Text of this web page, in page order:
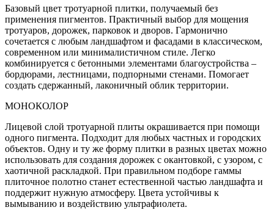
Базовый цвет тротуарной плитки, получаемый без
применения пигментов. Практичный выбор для мощения
тротуаров, дорожек, парковок и дворов. Гармонично
сочетается с любым ландшафтом и фасадами в классическом,
современном или минималистичном стиле. Легко
комбинируется с бетонными элементами благоустройства –
бордюрами, лестницами, подпорными стенами. Помогает
создать сдержанный, лаконичный облик территории.
МОНОКОЛОР
Лицевой слой тротуарной плиты окрашивается при помощи
одного пигмента. Подходит для любых частных и городских
объектов. Одну и ту же форму плитки в разных цветах можно
использовать для создания дорожек с окантовкой, с узором, с
хаотичной раскладкой. При правильном подборе гаммы
плиточное полотно станет естественной частью ландшафта и
поддержит нужную атмосферу. Цвета устойчивы к
вымыванию и воздействию ультрафиолета.